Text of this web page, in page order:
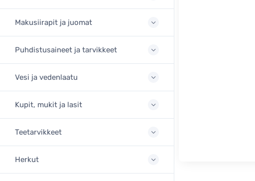
Makusiirapit ja juomat
Puhdistusaineet ja tarvikkeet
Vesi ja vedenlaatu
Kupit, mukit ja lasit
Teetarvikkeet
Herkut